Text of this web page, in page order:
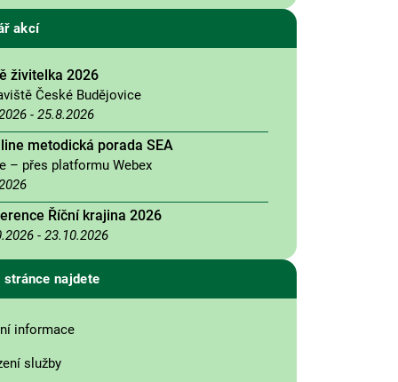
akcí
živitelka 2026
České Budějovice
- 25.8.2026
metodická porada SEA
– přes platformu Webex
Říční krajina 2026
- 23.10.2026
stránce najdete
informace
služby